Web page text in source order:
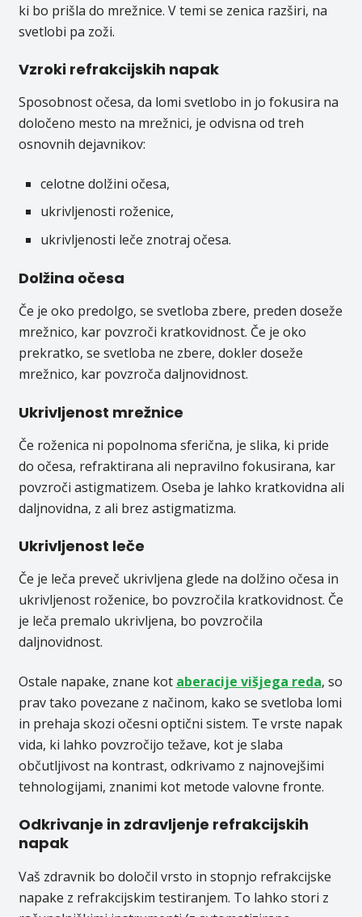
ki bo prišla do mrežnice. V temi se zenica razširi, na
svetlobi pa zoži.
Vzroki refrakcijskih napak
Sposobnost očesa, da lomi svetlobo in jo fokusira na
določeno mesto na mrežnici, je odvisna od treh
osnovnih dejavnikov:
celotne dolžini očesa,
ukrivljenosti roženice,
ukrivljenosti leče znotraj očesa.
Dolžina očesa
Če je oko predolgo, se svetloba zbere, preden doseže
mrežnico, kar povzroči kratkovidnost. Če je oko
prekratko, se svetloba ne zbere, dokler doseže
mrežnico, kar povzroča daljnovidnost.
Ukrivljenost mrežnice
Če roženica ni popolnoma sferična, je slika, ki pride
do očesa, refraktirana ali nepravilno fokusirana, kar
povzroči astigmatizem. Oseba je lahko kratkovidna ali
daljnovidna, z ali brez astigmatizma.
Ukrivljenost leče
Če je leča preveč ukrivljena glede na dolžino očesa in
ukrivljenost roženice, bo povzročila kratkovidnost. Če
je leča premalo ukrivljena, bo povzročila
daljnovidnost.
Ostale napake, znane kot aberacije višjega reda, so
prav tako povezane z načinom, kako se svetloba lomi
in prehaja skozi očesni optični sistem. Te vrste napak
vida, ki lahko povzročijo težave, kot je slaba
občutljivost na kontrast, odkrivamo z najnovejšimi
tehnologijami, znanimi kot metode valovne fronte.
Odkrivanje in zdravljenje refrakcijskih
napak
Vaš zdravnik bo določil vrsto in stopnjo refrakcijske
napake z refrakcijskim testiranjem. To lahko stori z